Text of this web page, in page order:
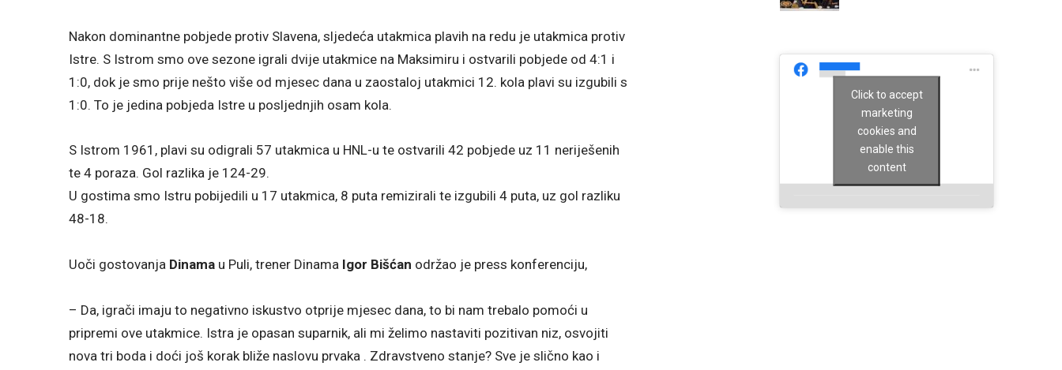
Nakon dominantne pobjede protiv Slavena, sljedeća utakmica plavih na redu je utakmica protiv
Istre. S Istrom smo ove sezone igrali dvije utakmice na Maksimiru i ostvarili pobjede od 4:1 i
1:0, dok je smo prije nešto više od mjesec dana u zaostaloj utakmici 12. kola plavi su izgubili s
1:0. To je jedina pobjeda Istre u posljednjih osam kola.
S Istrom 1961, plavi su odigrali 57 utakmica u HNL-u te ostvarili 42 pobjede uz 11 neriješenih
te 4 poraza. Gol razlika je 124-29.
U gostima smo Istru pobijedili u 17 utakmica, 8 puta remizirali te izgubili 4 puta, uz gol razliku
48-18.
Uoči gostovanja Dinama u Puli, trener Dinama Igor Bišćan održao je press konferenciju,
– Da, igrači imaju to negativno iskustvo otprije mjesec dana, to bi nam trebalo pomoći u
pripremi ove utakmice. Istra je opasan suparnik, ali mi želimo nastaviti pozitivan niz, osvojiti
nova tri boda i doći još korak bliže naslovu prvaka . Zdravstveno stanje? Sve je slično kao i
Click to accept
marketing
cookies and
enable this
content